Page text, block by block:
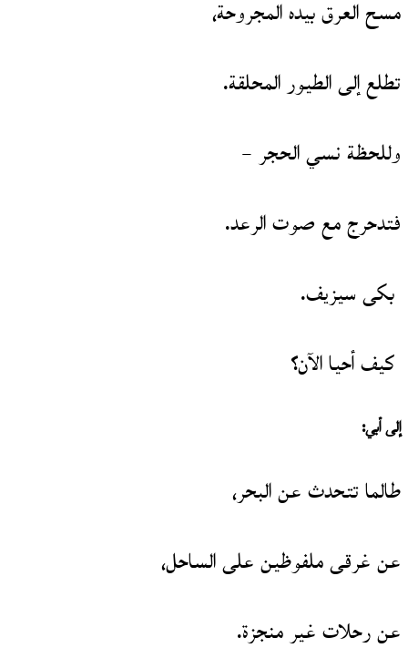
مسح العرق بيده المجروحة،
تطلع إلى الطيور المحلقة.
وللحظة نسي الحجر –
فتدحرج مع صوت الرعد.
بكى سيزيف.
كيف أحيا الآن؟
إلى أبي:
طالما تتحدث عن البحر،
عن غرقى ملفوظين على الساحل،
عن رحلات غير منجزة.